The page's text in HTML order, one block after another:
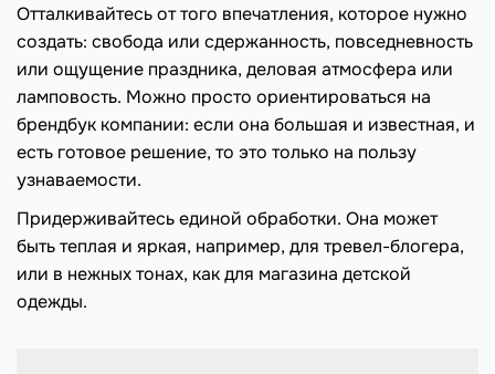
Отталкивайтесь от того впечатления, которое нужно
создать: свобода или сдержанность, повседневность
или ощущение праздника, деловая атмосфера или
ламповость. Можно просто ориентироваться на
брендбук компании: если она большая и известная, и
есть готовое решение, то это только на пользу
узнаваемости.
Придерживайтесь единой обработки. Она может
быть теплая и яркая, например, для тревел-блогера,
или в нежных тонах, как для магазина детской
одежды.